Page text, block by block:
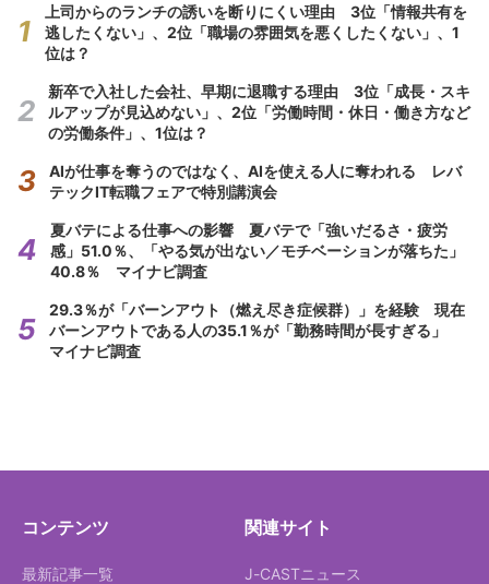
上司からのランチの誘いを断りにくい理由 3位「情報共有を
逃したくない」、2位「職場の雰囲気を悪くしたくない」、1
位は？
新卒で入社した会社、早期に退職する理由 3位「成長・スキ
ルアップが見込めない」、2位「労働時間・休日・働き方など
の労働条件」、1位は？
AIが仕事を奪うのではなく、AIを使える人に奪われる レバ
テックIT転職フェアで特別講演会
夏バテによる仕事への影響 夏バテで「強いだるさ・疲労
感」51.0％、「やる気が出ない／モチベーションが落ちた」
40.8％ マイナビ調査
29.3％が「バーンアウト（燃え尽き症候群）」を経験 現在
バーンアウトである人の35.1％が「勤務時間が長すぎる」
マイナビ調査
コンテンツ
最新記事一覧
関連サイト
J-CASTニュース